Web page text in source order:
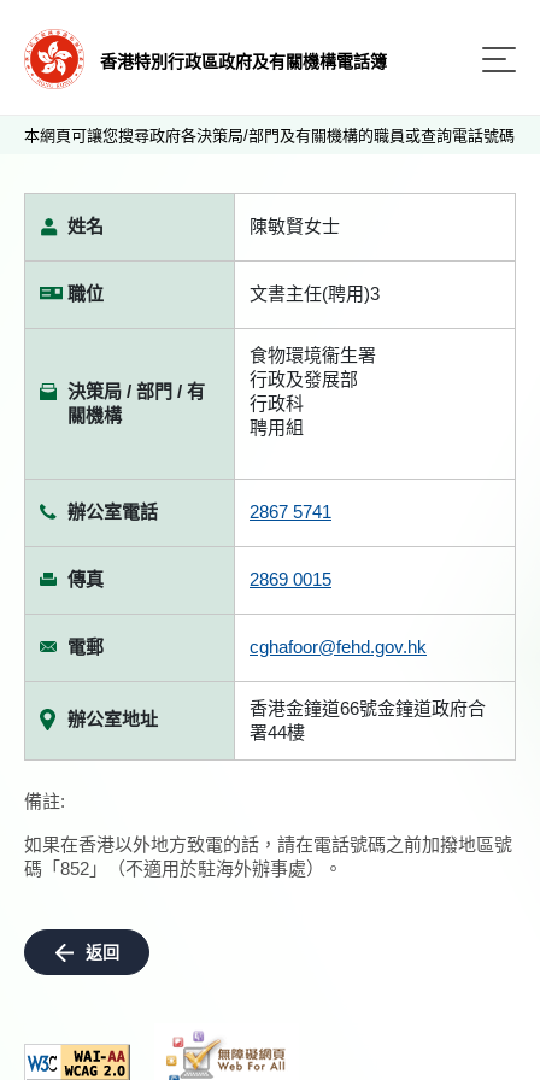
香港特別行政區政府及有關機構電話簿
本網頁可讓您搜尋政府各決策局/部門及有關機構的職員或查詢電話號碼
姓名 陳敏賢女士
職位 文書主任(聘用)3
決策局 / 部門 / 有
關機構
食物環境衞生署
行政及發展部
行政科
聘用組
辦公室電話 2867 5741
傳真 2869 0015
電郵 cghafoor@fehd.gov.hk
辦公室地址
香港金鐘道66號金鐘道政府合
署44樓
備註:
如果在香港以外地方致電的話，請在電話號碼之前加撥地區號
碼「852」（不適用於駐海外辦事處）。
返回